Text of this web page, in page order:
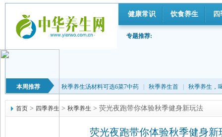
健康常识 饮食养生
专题推荐:
本周推荐 秋季养生汤材料可选6菜7中药 秋季养生首 秋季养生，
首页 > 四季养生 > 秋季养生 > 荧光夜跑带你体验秋季健身新玩法
荧光夜跑带你体验秋季健身新